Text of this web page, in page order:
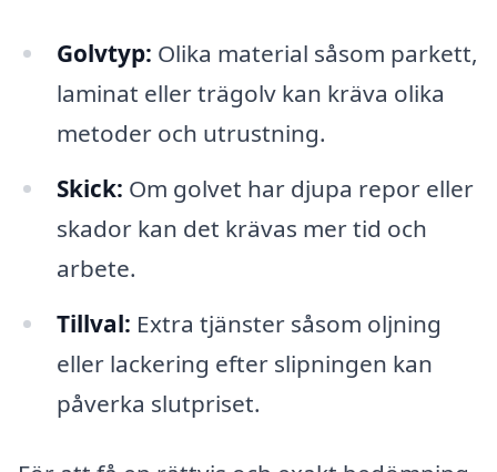
Golvtyp: Olika material såsom parkett,
laminat eller trägolv kan kräva olika
metoder och utrustning.
Skick: Om golvet har djupa repor eller
skador kan det krävas mer tid och
arbete.
Tillval: Extra tjänster såsom oljning
eller lackering efter slipningen kan
påverka slutpriset.